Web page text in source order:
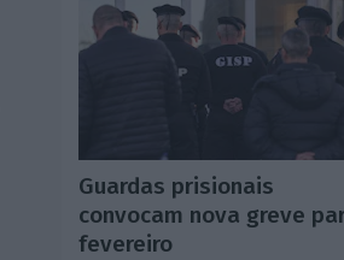
Guardas prisionais
convocam nova greve
fevereiro